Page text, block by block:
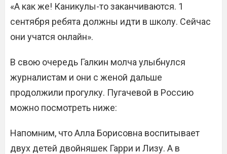
«А как же! Каникулы-то заканчиваются. 1
сентября ребята должны идти в школу. Сейчас
они учатся онлайн».
В свою очередь Галкин молча улыбнулся
журналистам и они с женой дальше
продолжили прогулку. Пугачевой в Россию
можно посмотреть ниже:
Напомним, что Алла Борисовна воспитывает
двух детей двойняшек Гарри и Лизу. А в